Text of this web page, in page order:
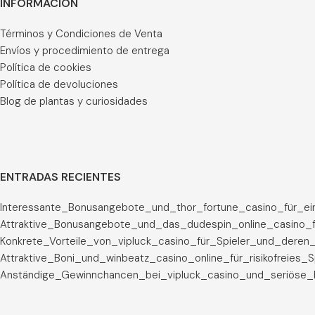
Términos y Condiciones de Venta
Envíos y procedimiento de entrega
Política de cookies
Política de devoluciones
Blog de plantas y curiosidades
ENTRADAS RECIENTES